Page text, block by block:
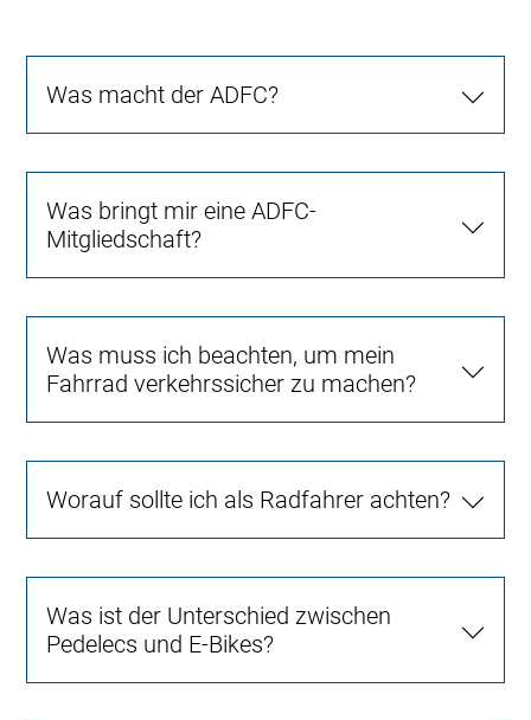
Was macht der ADFC?
Was bringt mir eine ADFC-
Mitgliedschaft?
Was muss ich beachten, um mein
Fahrrad verkehrssicher zu machen?
Worauf sollte ich als Radfahrer achten?
Was ist der Unterschied zwischen
Pedelecs und E-Bikes?